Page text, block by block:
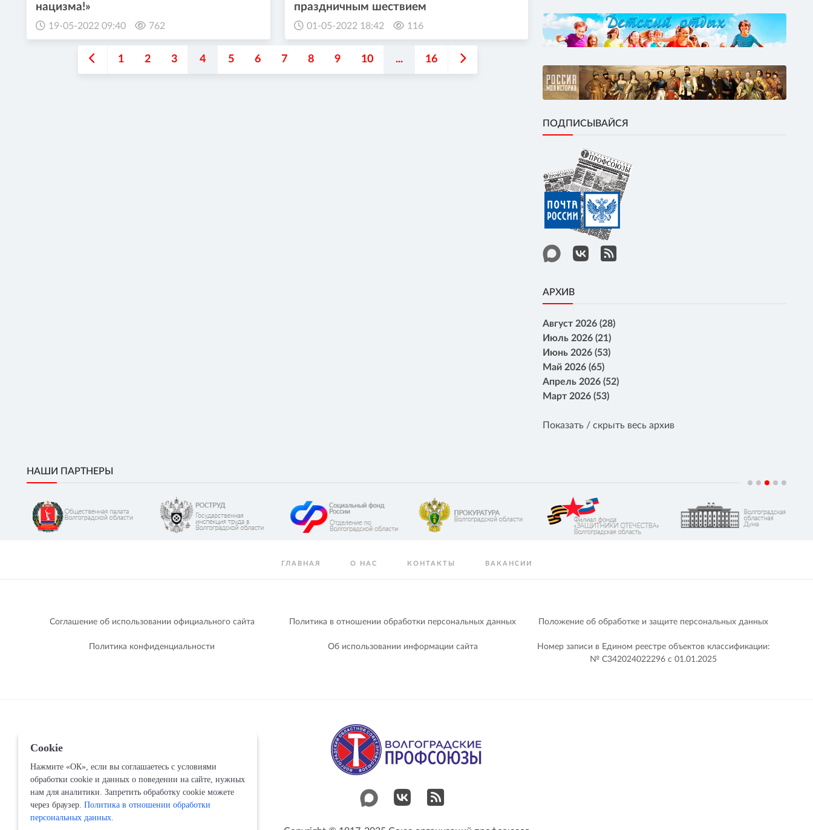
нацизма!»
19-05-2022 09:40 762
праздничным шествием
01-05-2022 18:42 116
1 2 3 4 5 6 7 8 9 10 ... 16
ПОДПИСЫВАЙСЯ
АРХИВ
Август 2026 (28)
Июль 2026 (21)
Июнь 2026 (53)
Май 2026 (65)
Апрель 2026 (52)
Март 2026 (53)
Показать / скрыть весь архив
НАШИ ПАРТНЕРЫ
ГЛАВНАЯ О НАС КОНТАКТЫ ВАКАНСИИ
Соглашение об использовании официального сайта Политика в отношении обработки персональных данных Положение об обработке и защите персональных данных
Политика конфиденциальности Об использовании информации сайта
Номер записи в Едином реестре объектов классификации:
№ С342024022296 c 01.01.2025
Cookie
Нажмите «ОК», если вы соглашаетесь с условиями
обработки cookie и данных о поведении на сайте, нужных
нам для аналитики. Запретить обработку cookie можете
через браузер. Политика в отношении обработки
персональных данных.